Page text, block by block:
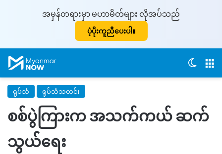
အမှန်တရားမှာ မဟာမိတ်များ လိုအပ်သည်
ပံ့ပိုးကူညီပေးပါ။
ရုပ်သံ ရုပ်သံသတင်း
စစ်ပွဲကြားက အသက်ကယ် ဆက်
သွယ်ရေး